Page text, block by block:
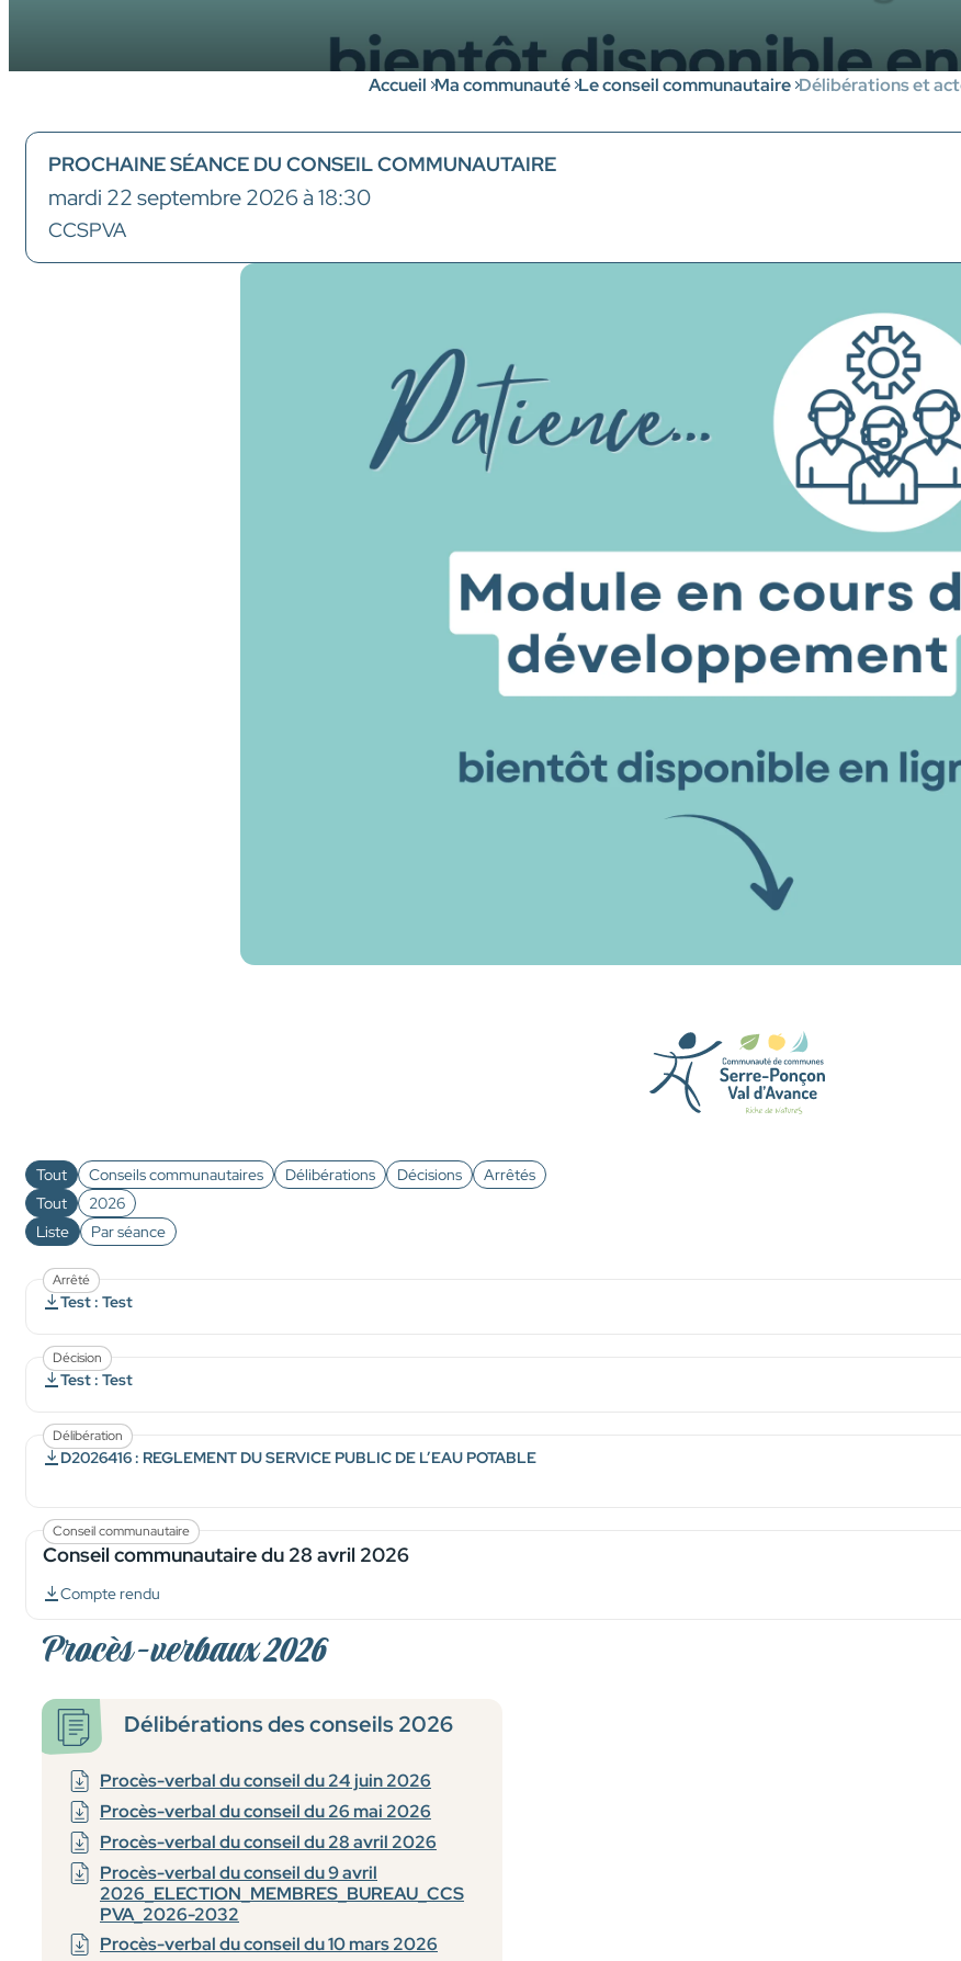
Accueil Ma communauté Le conseil communautaire Délibérations et
PROCHAINE SÉANCE DU CONSEIL COMMUNAUTAIRE
mardi 22 septembre 2026 à 18:30
CCSPVA
Tout Conseils communautaires Délibérations Décisions
Arrêtés
Tout
2026
Liste
Par séance
Arrêté
Test : Test
Décision
Test : Test
Délibération
D2026416 : REGLEMENT DU SERVICE PUBLIC DE L’EAU POTABLE
Conseil communautaire
Conseil communautaire du 28 avril 2026
Compte rendu
Procès-verbaux 2026
Délibérationsdes conseils 2026
Procès-verbal du conseil du 24 juin 2026
Procès-verbal du conseil du 26 mai 2026
Procès-verbal du conseil du 28 avril 2026
Procès-verbal du conseil du 9 avril
2026_ELECTION_MEMBRES_BUREAU_CCS
PVA_2026-2032
Procès-verbal du conseil du 10 mars 2026